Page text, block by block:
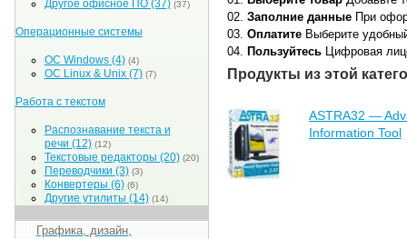
02. Заполние данные При
03. Оплатите Выберите
04. Пользуйтесь Цифровая
Продукты из этой
ASTRA32 —
Information Tool
Другое офисное ПО(37) (37)
Операционные системы
ОС Windows(4) (4)
ОС Linux & Unix(7) (7)
Работа с текстом
Распознавание текста и
речи (12) (12)
Текстовые редакторы (20) (20)
Переводчики (3) (3)
Конвертеры (6) (6)
Другие утилиты (14) (14)
Графика, дизайн,